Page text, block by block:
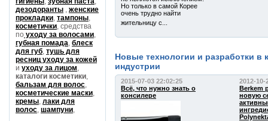
дезодоранты , женские
прокладки, тампоны,
косметички, средства
по уходу за волосами,
губная помада, блеск
для губ, тушь для
ресницуходу за кожей
и уходу за лицом,
каталоги косметики,
бальзам для волос,
косметические маски,
кремы, лаки для
волос, шампуни,
Но только в самой Корее
очень трудно найти
жительницу с...
Новые технологии и разработки в
индустрии
2015-07-03 22:02:25
Всё, что нужно знать о
консилере
2012-10-
Berkem
новую